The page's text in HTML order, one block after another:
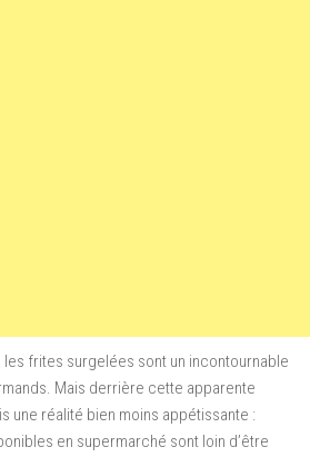
frites surgelées sont un incontournable
Mais derrière cette apparente
une réalité bien moins appétissante :
en supermarché sont loin d’être